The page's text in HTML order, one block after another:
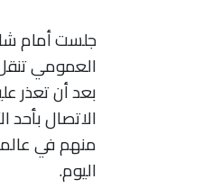
جلست أمام
العمومي تنقل
بعد أن تعذر
الاتصال بأحد
منهم في
اليوم.